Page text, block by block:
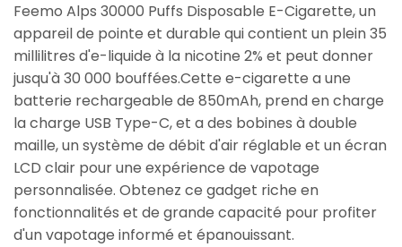
Feemo Alps 30000 Puffs Disposable E-Cigarette, un
appareil de pointe et durable qui contient un plein 35
millilitres d'e-liquide à la nicotine 2% et peut donner
jusqu'à 30 000 bouffées.Cette e-cigarette a une
batterie rechargeable de 850mAh, prend en charge
la charge USB Type-C, et a des bobines à double
maille, un système de débit d'air réglable et un écran
LCD clair pour une expérience de vapotage
personnalisée. Obtenez ce gadget riche en
fonctionnalités et de grande capacité pour profiter
d'un vapotage informé et épanouissant.